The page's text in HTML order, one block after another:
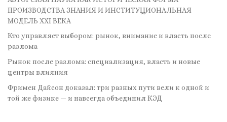
ПРОИЗВОДСТВА ЗНАНИЯ И ИНСТИТУЦИОНАЛЬНАЯ
МОДЕЛЬ XXI ВЕКА
Кто управляет выбором: рынок, внимание и власть после
разлома
Рынок после разлома: специализация, власть и новые
центры влияния
Фримен Дайсон доказал: три разных пути вели к одной и
той же физике — и навсегда объединил КЭД